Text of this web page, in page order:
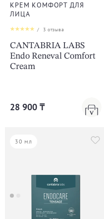
КРЕМ КОМФОРТ ДЛЯ
ЛИЦА
/ 3 отзыва
CANTABRIA LABS
Endo Reneval Comfort
Cream
28 900 ₸
30 мл